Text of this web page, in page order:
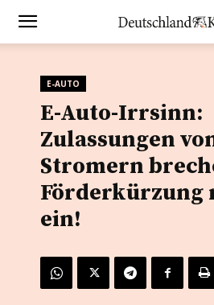
E-AUTO
E-Auto-Irrsinn:
Zulassungen
Stromern
Förderkürzung
ein!